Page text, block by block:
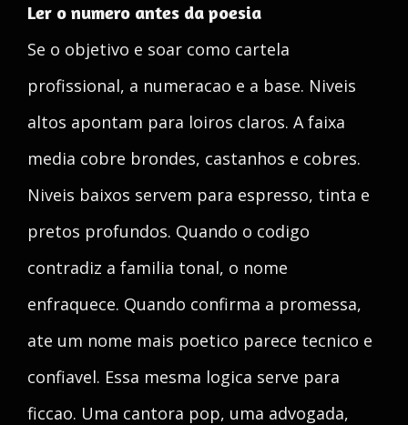
Ler o numero antes da poesia
Se o objetivo e soar como cartela
profissional, a numeracao e a base. Niveis
altos apontam para loiros claros. A faixa
media cobre brondes, castanhos e cobres.
Niveis baixos servem para espresso, tinta e
pretos profundos. Quando o codigo
contradiz a familia tonal, o nome
enfraquece. Quando confirma a promessa,
ate um nome mais poetico parece tecnico e
confiavel. Essa mesma logica serve para
ficcao. Uma cantora pop, uma advogada,